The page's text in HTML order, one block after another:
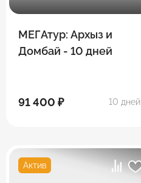
МЕГАтур: Архыз и
Домбай - 10 дней
91 400 ₽ 10 дней
Актив